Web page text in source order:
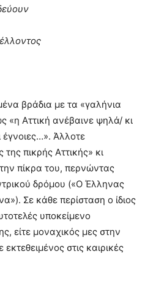
βράδια με τα «γαλήνια
Αττική ανέβαινε ψηλά/ κι
Άλλοτε
πικρής Αττικής» κι
πίκρα του, περνώντας
δρόμου («Ο Έλληνας
Σε κάθε περίσταση ο ίδιος
υποκείμενο
είτε μοναχικός μες στην
στις καιρικές